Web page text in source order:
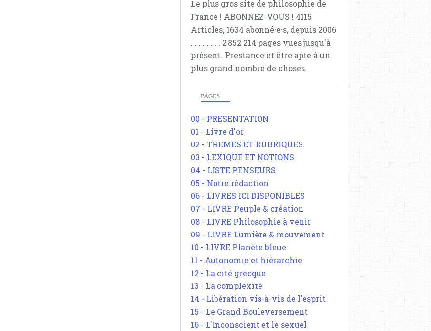
Le plus gros site de philosophie de
France ! ABONNEZ-VOUS ! 4115
Articles, 1634 abonné·e·s, depuis 2006
. . . . . . . . 2 852 214 pages vues jusqu'à
présent. Prestance et être apte à un
plus grand nombre de choses.
PAGES
00 - PRESENTATION
01 - Livre d'or
02 - THEMES ET RUBRIQUES
03 - LEXIQUE ET NOTIONS
04 - LISTE PENSEURS
05 - Notre rédaction
06 - LIVRES ICI DISPONIBLES
07 - LIVRE Peuple & création
08 - LIVRE Philosophie à venir
09 - LIVRE Lumière & mouvement
10 - LIVRE Planète bleue
11 - Autonomie et hiérarchie
12 - La cité grecque
13 - La complexité
14 - Libération vis-à-vis de l'esprit
15 - Le Grand Bouleversement
16 - L'Inconscient et le sexuel